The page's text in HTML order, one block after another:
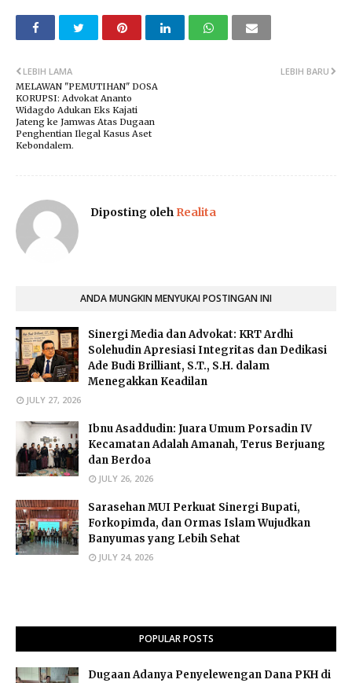
LEBIH BARU
LEBIH LAMA
MELAWAN "PEMUTIHAN" DOSA
KORUPSI: Advokat Ananto
Widagdo Adukan Eks Kajati
Jateng ke Jamwas Atas Dugaan
Penghentian Ilegal Kasus Aset
Kebondalem.
Diposting oleh Realita
ANDA MUNGKIN MENYUKAI POSTINGAN INI
​Sinergi Media dan Advokat: KRT Ardhi
Solehudin Apresiasi Integritas dan Dedikasi
Ade Budi Brilliant, S.T., S.H. dalam
Menegakkan Keadilan
JULY 27, 2026
Ibnu Asaddudin: Juara Umum Porsadin IV
Kecamatan Adalah Amanah, Terus Berjuang
dan Berdoa
JULY 26, 2026
Sarasehan MUI Perkuat Sinergi Bupati,
Forkopimda, dan Ormas Islam Wujudkan
Banyumas yang Lebih Sehat
JULY 24, 2026
POPULAR POSTS
Dugaan Adanya Penyelewengan Dana PKH di